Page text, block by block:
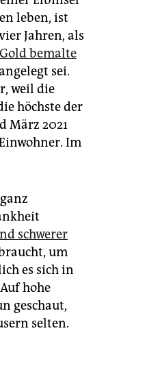
leben, ist
Jahren, als
bemalte
sei.
weil die
höchste der
März 2021
Im
schwerer
um
es sich in
hohe
geschaut,
selten.